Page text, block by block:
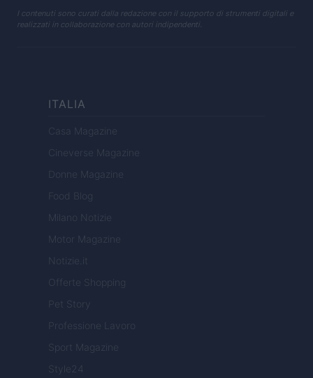
I contenuti sono curati dalla redazione con il supporto di strumenti digitali e
realizzati in collaborazione con autori indipendenti.
ITALIA
Casa Magazine
Cineverse Magazine
Donne Magazine
Food Blog
Milano Notizie
Motor Magazine
Notizie.it
Offerte Shopping
Pet Story
Professione Lavoro
Sport Magazine
Style24